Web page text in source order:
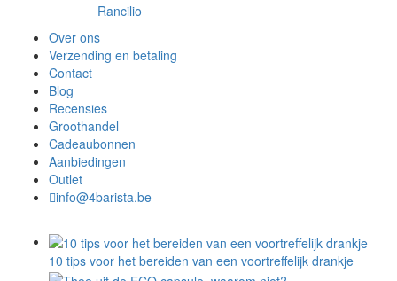
Rancilio
Over ons
Verzending en betaling
Contact
Blog
Recensies
Groothandel
Cadeaubonnen
Aanbiedingen
Outlet
info@4barista.be
10 tips voor het bereiden van een voortreffelijk drankje